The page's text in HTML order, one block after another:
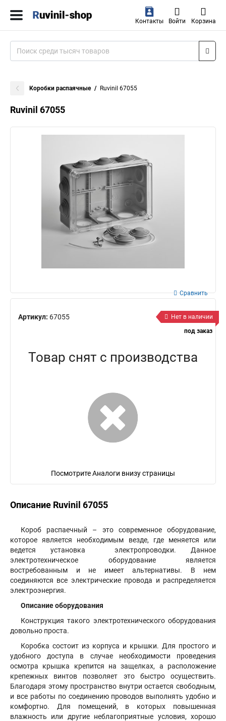
Контакты Войти Корзина
Коробки распаячные Ruvinil 67055
Ruvinil 67055
Артикул: 67055
Сравнить
Нет в наличии
под заказ
Товар снят с производства
Посмотрите Аналоги внизу страницы
Описание Ruvinil 67055
Короб распаечный – это современное оборудование,
которое является необходимым везде, где меняется или
ведется установка электропроводки. Данное
электротехническое оборудование является
востребованным и не имеет альтернативы. В нем
соединяются все электрические провода и распределяется
электроэнергия.
Описание оборудования
Конструкция такого электротехнического оборудования
довольно проста.
Коробка состоит из корпуса и крышки. Для простого и
удобного доступа в случае необходимости проведения
осмотра крышка крепится на защелках, а расположение
крепежных винтов позволяет это быстро осуществить.
Благодаря этому пространство внутри остается свободным,
и все работы по соединению проводов выполнять удобно и
комфортно. Для помещений, в которых повышенная
влажность или другие неблагоприятные условия, хорошо